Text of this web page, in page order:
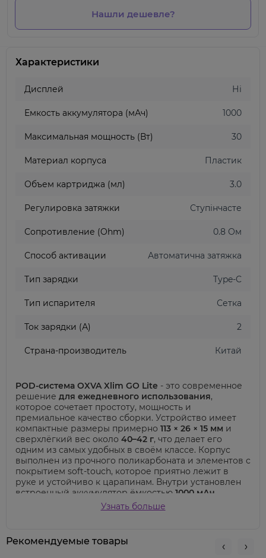
Нашли дешевле?
Характеристики
Дисплей Ні
Емкость аккумулятора (мАч) 1000
Максимальная мощность (Вт) 30
Материал корпуса Пластик
Объем картриджа (мл) 3.0
Регулировка затяжки Ступінчасте
Сопротивление (Ohm) 0.8 Ом
Способ активации Автоматична затяжка
Тип зарядки Type-C
Тип испарителя Сетка
Ток зарядки (А) 2
Страна-производитель Китай
POD-система OXVA Xlim GO Lite - это современное
решение для ежедневного использования,
которое сочетает простоту, мощность и
премиальное качество сборки. Устройство имеет
компактные размеры примерно 113 × 26 × 15 мм и
сверхлёгкий вес около 40–42 г, что делает его
одним из самых удобных в своём классе. Корпус
выполнен из прочного поликарбоната и элементов с
покрытием soft-touch, которое приятно лежит в
руке и устойчиво к царапинам. Внутри установлен
встроенный аккумулятор ёмкостью 1000 мАч
который обеспечивает полный день автономной
работы при активном использовании. Зарядка
работает под управлением фирменного чипсета
Узнать больше
Рекомендуемые товары